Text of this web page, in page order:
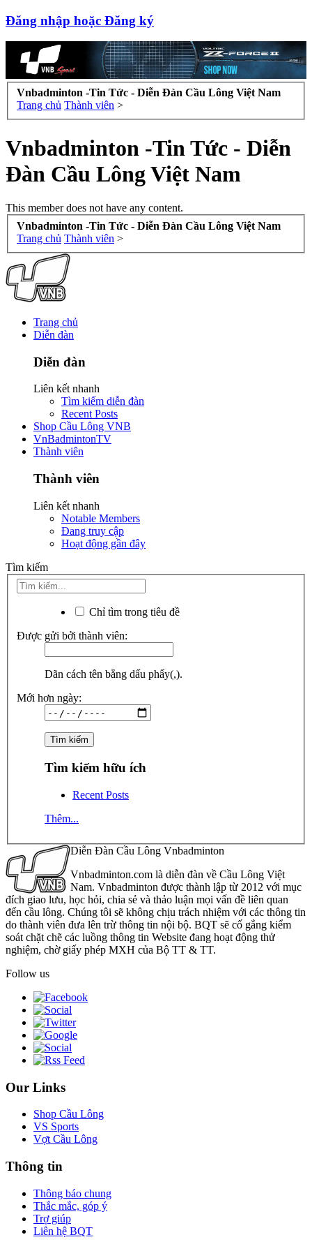
Đăng nhập hoặc Đăng ký
Vnbadminton -Tin Tức - Diễn Đàn Cầu Lông Việt Nam
Trang chủ Thành viên >
Vnbadminton -Tin Tức - Diễn
Đàn Cầu Lông Việt Nam
This member does not have any content.
Vnbadminton -Tin Tức - Diễn Đàn Cầu Lông Việt Nam
Trang chủ Thành viên >
Trang chủ
Diễn đàn
Diễn đàn
Liên kết nhanh
Tìm kiếm diễn đàn
Recent Posts
Shop Cầu Lông VNB
VnBadmintonTV
Thành viên
Thành viên
Liên kết nhanh
Notable Members
Đang truy cập
Hoạt động gần đây
Tìm kiếm
Chỉ tìm trong tiêu đề
Được gửi bởi thành viên:
Dãn cách tên bằng dấu phẩy(,).
Mới hơn ngày:
Tìm kiếm hữu ích
Recent Posts
Thêm...
Diễn Đàn Cầu Lông Vnbadminton
Vnbadminton.com là diễn đàn về Cầu Lông Việt
Nam. Vnbadminton được thành lập từ 2012 với mục
đích giao lưu, học hỏi, chia sẻ và thảo luận mọi vấn đề liên quan
đến cầu lông. Chúng tôi sẽ không chịu trách nhiệm với các thông tin
do thành viên đưa lên trừ thông tin nội bộ. BQT sẽ cố gắng kiểm
soát chặt chẽ các luồng thông tin Website đang hoạt động thử
nghiệm, chờ giấy phép MXH của Bộ TT & TT.
Follow us
Our Links
Shop Cầu Lông
VS Sports
Vợt Cầu Lông
Thông tin
Thông báo chung
Thắc mắc, góp ý
Trợ giúp
Liên hệ BQT